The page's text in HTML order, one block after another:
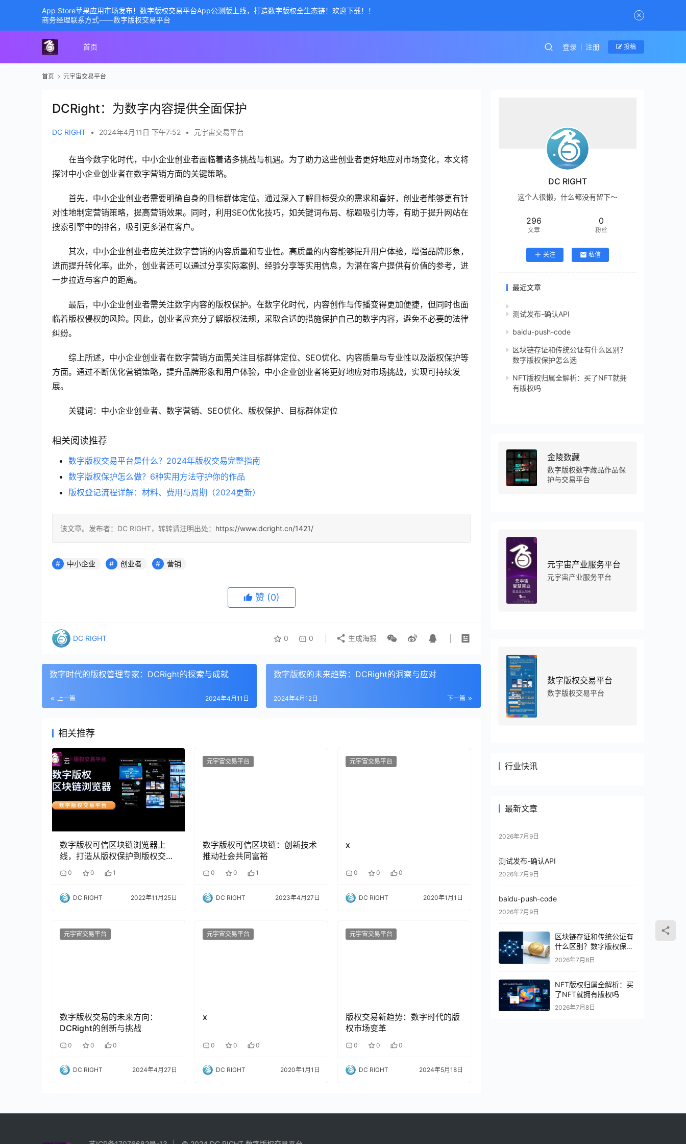
首页 登录 注册 投稿
首页 元宇宙交易平台
DCRight：为数字内容提供全面保护
DC RIGHT • 2024年4月11日 下午7:52 • 元宇宙交易平台
在当今数字化时代，中小企业创业者面临着诸多挑战与机遇。为了助力这些创业者更好地应对市场变化，本文将
探讨中小企业创业者在数字营销方面的关键策略。
首先，中小企业创业者需要明确自身的目标群体定位。通过深入了解目标受众的需求和喜好，创业者能够更有针
对性地制定营销策略，提高营销效果。同时，利用SEO优化技巧，如关键词布局、标题吸引力等，有助于提升网站在
搜索引擎中的排名，吸引更多潜在客户。
其次，中小企业创业者应关注数字营销的内容质量和专业性。高质量的内容能够提升用户体验，增强品牌形象，
进而提升转化率。此外，创业者还可以通过分享实际案例、经验分享等实用信息，为潜在客户提供有价值的参考，进
一步拉近与客户的距离。
最后，中小企业创业者需关注数字内容的版权保护。在数字化时代，内容创作与传播变得更加便捷，但同时也面
临着版权侵权的风险。因此，创业者应充分了解版权法规，采取合适的措施保护自己的数字内容，避免不必要的法律
纠纷。
综上所述，中小企业创业者在数字营销方面需关注目标群体定位、SEO优化、内容质量与专业性以及版权保护等
方面。通过不断优化营销策略，提升品牌形象和用户体验，中小企业创业者将更好地应对市场挑战，实现可持续发
展。
关键词：中小企业创业者、数字营销、SEO优化、版权保护、目标群体定位
相关阅读推荐
数字版权交易平台是什么？2024年版权交易完整指南
数字版权保护怎么做？6种实用方法守护你的作品
版权登记流程详解：材料、费用与周期（2024更新）
该文章。发布者：DC RIGHT，转转请注明出处： https://www.dcright.cn/1421/
中小企业 创业者 营销
赞 (0)
DC RIGHT 0 0 生成海报
数字时代的版权管理专家：DCRight的探索与成就
上一篇 2024年4月11日
数字版权的未来趋势：DCRight的洞察与应对
下一篇
2024年4月12日
相关推荐
云
数字版权可信区块链浏览器上
线，打造从版权保护到版权交易
平台
0 0 1
DC RIGHT 2022年11月25日
元宇宙交易平台
数字版权可信区块链：创新技术
推动社会共同富裕
0 0 1
DC RIGHT 2023年4月27日
元宇宙交易平台
x
0 0 0
DC RIGHT 2020年1月1日
元宇宙交易平台
数字版权交易的未来方向：
DCRight的创新与挑战
0 0 0
DC RIGHT 2024年4月27日
元宇宙交易平台
x
0 0 0
DC RIGHT 2020年1月1日
元宇宙交易平台
版权交易新趋势：数字时代的版
权市场变革
0 0 0
DC RIGHT 2024年5月18日
DC RIGHT
这个人很懒，什么都没有留下～
296
文章
0
粉丝
关注 私信
最近文章
测试发布-确认API
baidu-push-code
区块链存证和传统公证有什么区别？
数字版权保护怎么选
NFT版权归属全解析：买了NFT就拥
有版权吗
金陵数藏
数字版权数字藏品作品保
护与交易平台
元宇宙产业服务平台
元宇宙产业服务平台
数字版权交易平台
数字版权交易平台
行业快讯
最新文章
2026年7月9日
测试发布-确认API
2026年7月9日
baidu-push-code
2026年7月9日
区块链存证和传统公证有
什么区别？数字版权保护
怎么选
2026年7月8日
NFT版权归属全解析：买
了NFT就拥有版权吗
2026年7月8日
App Store苹果应用市场发布！数字版权交易平台App公测版上线，打造数字版权全生态链！欢迎下载！！
商务经理联系方式——数字版权交易平台